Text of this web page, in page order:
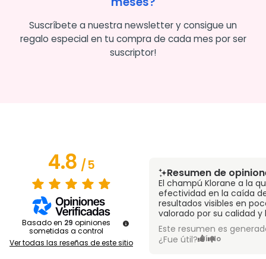
Suscríbete a nuestra newsletter y consigue un
regalo especial en tu compra de cada mes por ser
suscriptor!
4.8/5
Basado en 29 opiniones
sometidas a control
Ver todas las reseñas de este sitio
Resumen de
El champú Klorane a la
efectividad en la caída
resultados visibles en
valorado por su calidad y
Este resumen es
¿Fue útil? Sí No